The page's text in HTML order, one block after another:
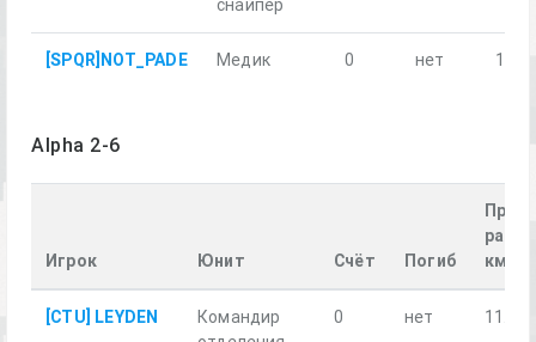
снайпер
[SPQR]NOT_PADE Медик 0 нет
Alpha 2-6
Игрок Юнит Счёт Погиб
км
[CTU] LEYDEN
Командир
0 нет 11.84